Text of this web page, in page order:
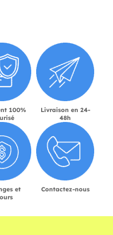
100%
Livraison en 24-
48h
et
Contactez-nous